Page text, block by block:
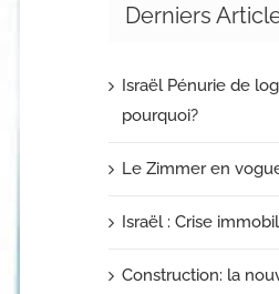
Derniers
Israël Pénurie de
pourquoi?
Le Zimmer en
Israël : Crise
Construction: la